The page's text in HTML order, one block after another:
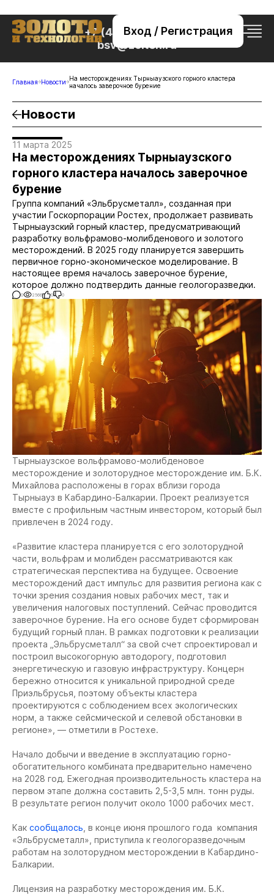
Вход / Регистрация
+7 (495) 221-76-32
bsv@zolteh.ru
Главная Новости На месторождениях Тырныаузского горного кластера
началось заверочное бурение
Новости
11 марта 2025
На месторождениях Тырныаузского
горного кластера началось заверочное
бурение
Группа компаний «Эльбрусметалл», созданная при
участии Госкорпорации Ростех, продолжает развивать
Тырныаузский горный кластер, предусматривающий
разработку вольфрамово-молибденового и золотого
месторождений. В 2025 году планируется завершить
первичное горно-экономическое моделирование. В
настоящее время началось заверочное бурение,
которое должно подтвердить данные геологоразведки.
0 2566 0 0
Тырныаузское вольфрамово-молибденовое
месторождение и золоторудное месторождение им. Б.К.
Михайлова расположены в горах вблизи города
Тырныауз в Кабардино-Балкарии. Проект реализуется
вместе с профильным частным инвестором, который был
привлечен в 2024 году.
«Развитие кластера планируется с его золоторудной
части, вольфрам и молибден рассматриваются как
стратегическая перспектива на будущее. Освоение
месторождений даст импульс для развития региона как с
точки зрения создания новых рабочих мест, так и
увеличения налоговых поступлений. Сейчас проводится
заверочное бурение. На его основе будет сформирован
будущий горный план. В рамках подготовки к реализации
проекта „Эльбрусметалл“ за свой счет спроектировал и
построил высокогорную автодорогу, подготовил
энергетическую и газовую инфраструктуру. Концерн
бережно относится к уникальной природной среде
Приэльбрусья, поэтому объекты кластера
проектируются с соблюдением всех экологических
норм, а также сейсмической и селевой обстановки в
регионе», — отметили в Ростехе.
Начало добычи и введение в эксплуатацию горно-
обогатительного комбината предварительно намечено
на 2028 год. Ежегодная производительность кластера на
первом этапе должна составить 2,5-3,5 млн. тонн руды.
В результате регион получит около 1000 рабочих мест.
Как сообщалось , в конце июня прошлого года компания
«Эльбрусметалл», приступила к геологоразведочным
работам на золоторудном месторождении в Кабардино-
Балкарии.
Лицензия на разработку месторождения им. Б.К.